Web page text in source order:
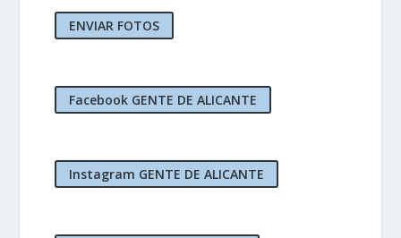
ENVIAR FOTOS
Facebook GENTE DE ALICANTE
Instagram GENTE DE ALICANTE